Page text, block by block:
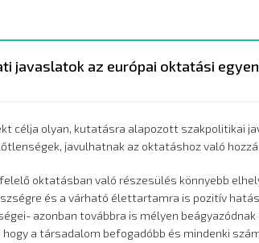
javaslatok az európai oktatási
célja olyan, kutatásra alapozott szakpolitikai
javulhatnak az oktatáshoz való
oktatásban való részesülés könnyebb
és a várható élettartamra is pozitív
azonban továbbra is mélyen
hogy a társadalom befogadóbb és mindenki